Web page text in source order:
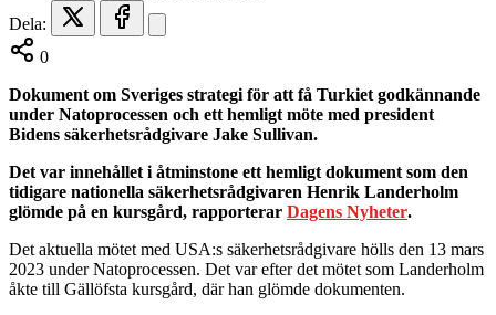
Dela:
0
Dokument om Sveriges strategi för att få Turkiet godkännande
under Natoprocessen och ett hemligt möte med president
Bidens säkerhetsrådgivare Jake Sullivan.
Det var innehållet i åtminstone ett hemligt dokument som den
tidigare nationella säkerhetsrådgivaren Henrik Landerholm
glömde på en kursgård, rapporterar Dagens Nyheter.
Det aktuella mötet med USA:s säkerhetsrådgivare hölls den 13 mars
2023 under Natoprocessen. Det var efter det mötet som Landerholm
åkte till Gällöfsta kursgård, där han glömde dokumenten.